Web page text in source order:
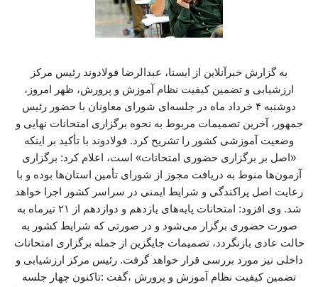
به گزارش خبرآنلاین از ایسنا، عبدالرضا فولادوند رئیس مرکز
ارزشیابی و تضمین کیفیت نظام آموزش و پرورش، ظهر امروز،
دوشنبه ۴ خرداد ماه در جلسه‌ای شورای معاونان با حضور رئیس
جمهور، آخرین تصمیمات مربوط به نحوه برگزاری امتحانات نهایی و
وضعیت آموزشی کشور را تشریح کرد. فولادوند با تأکید بر اینکه
«اصل بر برگزاری حضوری امتحانات» است، اعلام کرد: برگزاری
آزمون‌ها منوط به دریافت مجوز از شورای تأمین استان‌ها بوده و با
رعایت اصل پراکندگی و شرایط ایمنی در سراسر کشور اجرا خواهد
شد. وی افزود: امتحانات پایه‌های یازدهم و دوازدهم از ۲۱ تیرماه به
صورت حضوری برگزار می‌شود و در صورتی که شرایط کشور به
حالت عادی بازنگردد، تصمیمات جایگزین از جمله برگزاری امتحانات
داخلی نیز مورد بررسی قرار خواهد گرفت. رئیس مرکز ارزشیابی و
تضمین کیفیت نظام آموزش و پرورش ،گفت :تاکنون چهار جلسه